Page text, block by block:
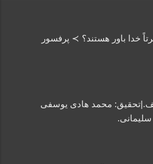
خدا باور هستند؟ ≻ پرفسور
محمد هادی یوسفی